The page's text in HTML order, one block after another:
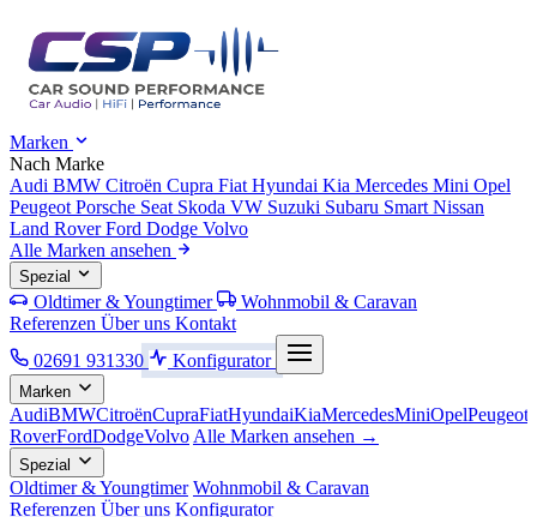
Marken
Nach Marke
Audi BMW Citroën Cupra Fiat Hyundai Kia Mercedes Mini Opel
Peugeot Porsche Seat Skoda VW Suzuki Subaru Smart Nissan
Land RoverFord Dodge Volvo
Alle Marken ansehen
Spezial
Oldtimer & Youngtimer
Wohnmobil & Caravan
Referenzen Über uns Kontakt
02691 931330
Konfigurator
Marken
AudiBMWCitroënCupraFiatHyundaiKiaMercedesMiniOpelPeugeot
RoverFordDodgeVolvo Alle Marken ansehen →
Spezial
Oldtimer & Youngtimer Wohnmobil & Caravan
Referenzen Über uns Konfigurator